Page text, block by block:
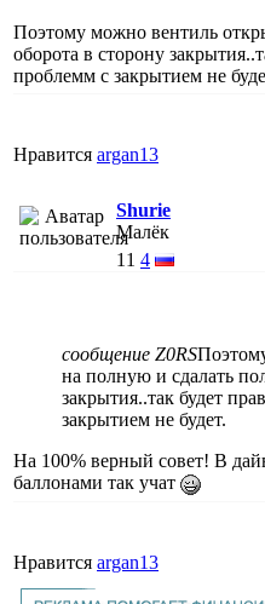
Поэтому можно вентиль
оборота в сторону
проблемм с закрытием не
Нравится argan13
Shurie
Малёк
11 4
сообщение Z0RS
на полную и сдалать
закрытия..так будет
закрытием не будет.
На 100% верный совет! В
баллонами так учат
Нравится argan13